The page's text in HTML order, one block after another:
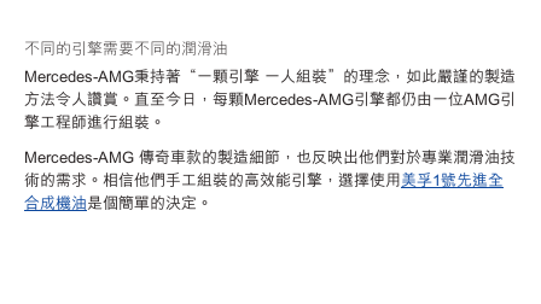
不同的引擎需要不同的潤滑油
Mercedes-AMG秉持著“一顆引擎 一人組裝”的理念，如此嚴謹的製造
方法令人讚賞。直至今日，每顆Mercedes-AMG引擎都仍由一位AMG引
擎工程師進行組裝。
Mercedes-AMG 傳奇車款的製造細節，也反映出他們對於專業潤滑油技
術的需求。相信他們手工組裝的高效能引擎，選擇使用美孚1號先進全
合成機油是個簡單的決定。